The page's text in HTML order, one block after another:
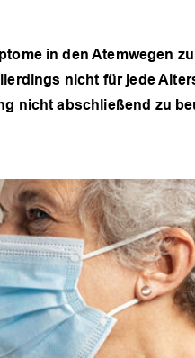
in den Atemwegen
nicht für jede
nicht abschließend zu